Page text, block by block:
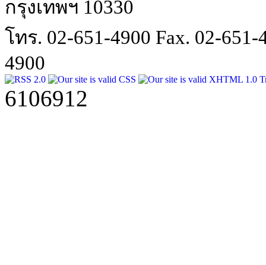
กรุงเทพฯ 10330
โทร. 02-651-4900 Fax. 02-
4900
6106912